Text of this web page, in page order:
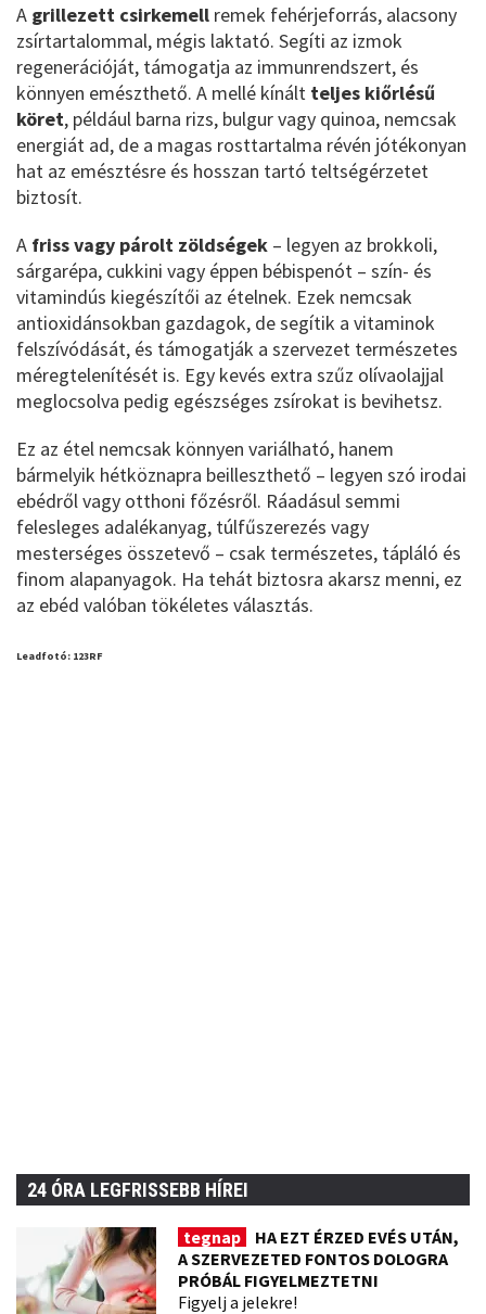
A grillezett csirkemell remek fehérjeforrás, alacsony
zsírtartalommal, mégis laktató. Segíti az izmok
regenerációját, támogatja az immunrendszert, és
könnyen emészthető. A mellé kínált teljes kiőrlésű
köret, például barna rizs, bulgur vagy quinoa, nemcsak
energiát ad, de a magas rosttartalma révén jótékonyan
hat az emésztésre és hosszan tartó teltségérzetet
biztosít.
A friss vagy párolt zöldségek – legyen az brokkoli,
sárgarépa, cukkini vagy éppen bébispenót – szín- és
vitamindús kiegészítői az ételnek. Ezek nemcsak
antioxidánsokban gazdagok, de segítik a vitaminok
felszívódását, és támogatják a szervezet természetes
méregtelenítését is. Egy kevés extra szűz olívaolajjal
meglocsolva pedig egészséges zsírokat is bevihetsz.
Ez az étel nemcsak könnyen variálható, hanem
bármelyik hétköznapra beilleszthető – legyen szó irodai
ebédről vagy otthoni főzésről. Ráadásul semmi
felesleges adalékanyag, túlfűszerezés vagy
mesterséges összetevő – csak természetes, tápláló és
finom alapanyagok. Ha tehát biztosra akarsz menni, ez
az ebéd valóban tökéletes választás.
Leadfotó: 123RF
24 ÓRA LEGFRISSEBB HÍREI
tegnap
HA EZT ÉRZED EVÉS UTÁN,
A SZERVEZETED FONTOS DOLOGRA
PRÓBÁL FIGYELMEZTETNI
Figyelj a jelekre!